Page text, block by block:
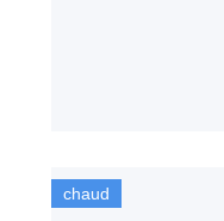
chaud